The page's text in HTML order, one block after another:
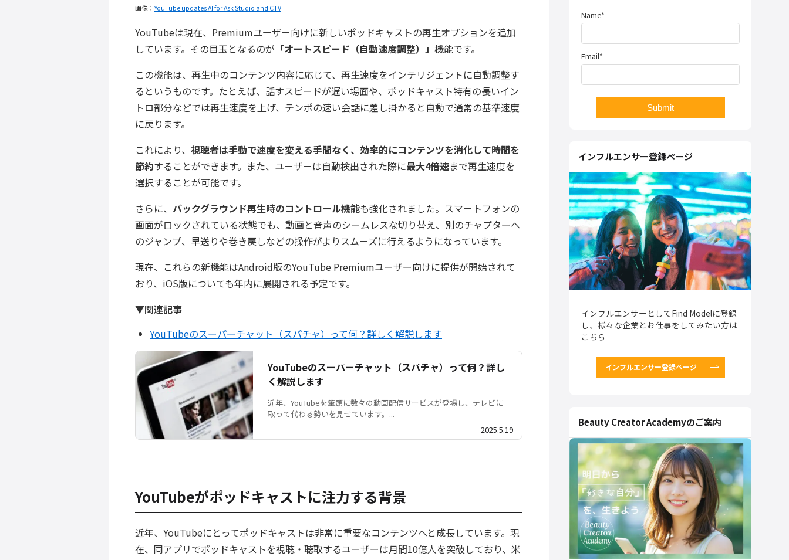
画像：YouTube updates AI for Ask Studio and CTV
YouTubeは現在、Premiumユーザー向けに新しいポッドキャストの再生オプションを追加
しています。その目玉となるのが 「オートスピード（自動速度調整）」 機能です。
この機能は、再生中のコンテンツ内容に応じて、再生速度をインテリジェントに自動調整す
るというものです。たとえば、話すスピードが遅い場面や、ポッドキャスト特有の長いイン
トロ部分などでは再生速度を上げ、テンポの速い会話に差し掛かると自動で通常の基準速度
に戻ります。
これにより、 視聴者は手動で速度を変える手間なく、効率的にコンテンツを消化して時間を
節約することができます。また、ユーザーは自動検出された際に最大4倍速まで再生速度を
選択することが可能です。
さらに、 バックグラウンド再生時のコントロール機能も強化されました。スマートフォンの
画面がロックされている状態でも、動画と音声のシームレスな切り替え、別のチャプターへ
のジャンプ、早送りや巻き戻しなどの操作がよりスムーズに行えるようになっています。
現在、これらの新機能はAndroid版のYouTube Premiumユーザー向けに提供が開始されて
おり、iOS版についても年内に展開される予定です。
▼関連記事
YouTubeのスーパーチャット（スパチャ）って何？詳しく解説します
YouTubeのスーパーチャット（スパチャ）って何？詳し
く解説します
2025.5.19
近年、YouTubeを筆頭に数々の動画配信サービスが登場し、テレビに
取って代わる勢いを見せています。...
YouTubeがポッドキャストに注力する背景
近年、YouTubeにとってポッドキャストは非常に重要なコンテンツへと成長しています。現
在、同アプリでポッドキャストを視聴・聴取するユーザーは月間10億人を突破しており、米
Name*
Email*
インフルエンサー登録ページ
インフルエンサーとしてFind Modelに登録
し、様々な企業とお仕事をしてみたい方は
こちら
インフルエンサー登録ページ
Beauty Creator Academyのご案内